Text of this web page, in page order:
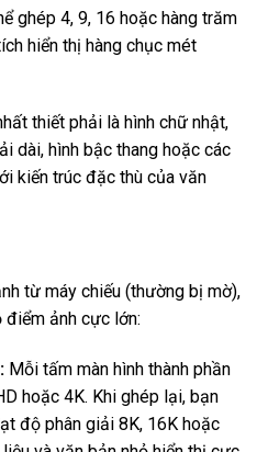
ghép 4, 9, 16 hoặc hàng trăm
hiển thị hàng chục mét
thiết phải là hình chữ nhật,
dài, hình bậc thang hoặc các
kiến trúc đặc thù của văn
từ máy chiếu (thường bị mờ),
ảnh cực lớn:
Mỗi tấm màn hình thành phần
hoặc 4K. Khi ghép lại, bạn
độ phân giải 8K, 16K hoặc